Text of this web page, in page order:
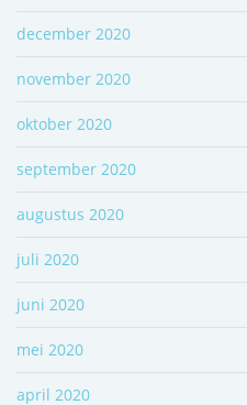
december 2020
november 2020
oktober 2020
september 2020
augustus 2020
juli 2020
juni 2020
mei 2020
april 2020